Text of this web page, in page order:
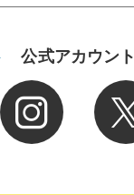
公式アカウント